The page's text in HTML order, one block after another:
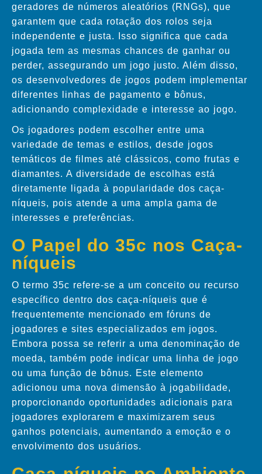
geradores de números aleatórios (RNGs), que
garantem que cada rotação dos rolos seja
independente e justa. Isso significa que cada
jogada tem as mesmas chances de ganhar ou
perder, assegurando um jogo justo. Além disso,
os desenvolvedores de jogos podem implementar
diferentes linhas de pagamento e bônus,
adicionando complexidade e interesse ao jogo.
Os jogadores podem escolher entre uma
variedade de temas e estilos, desde jogos
temáticos de filmes até clássicos, como frutas e
diamantes. A diversidade de escolhas está
diretamente ligada à popularidade dos caça-
níqueis, pois atende a uma ampla gama de
interesses e preferências.
O Papel do 35c nos Caça-
níqueis
O termo 35c refere-se a um conceito ou recurso
específico dentro dos caça-níqueis que é
frequentemente mencionado em fóruns de
jogadores e sites especializados em jogos.
Embora possa se referir a uma denominação de
moeda, também pode indicar uma linha de jogo
ou uma função de bônus. Este elemento
adicionou uma nova dimensão à jogabilidade,
proporcionando oportunidades adicionais para
jogadores explorarem e maximizarem seus
ganhos potenciais, aumentando a emoção e o
envolvimento dos usuários.